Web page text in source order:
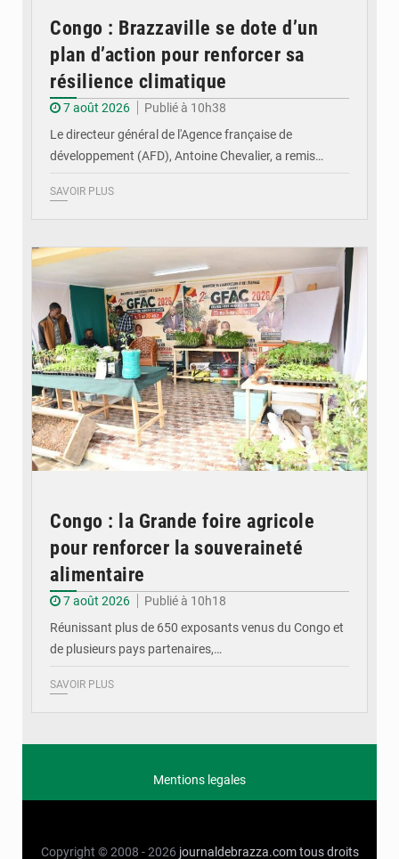
Congo : Brazzaville se dote d’un
plan d’action pour renforcer sa
résilience climatique
7 août 2026
Publié à 10h38
Le directeur général de l'Agence française de
développement (AFD), Antoine Chevalier, a remis…
SAVOIR PLUS
Congo : la Grande foire agricole
pour renforcer la souveraineté
alimentaire
7 août 2026
Publié à 10h18
Réunissant plus de 650 exposants venus du Congo et
de plusieurs pays partenaires,…
SAVOIR PLUS
Mentions legales
Copyright © 2008 - 2026 journaldebrazza.com tous droits